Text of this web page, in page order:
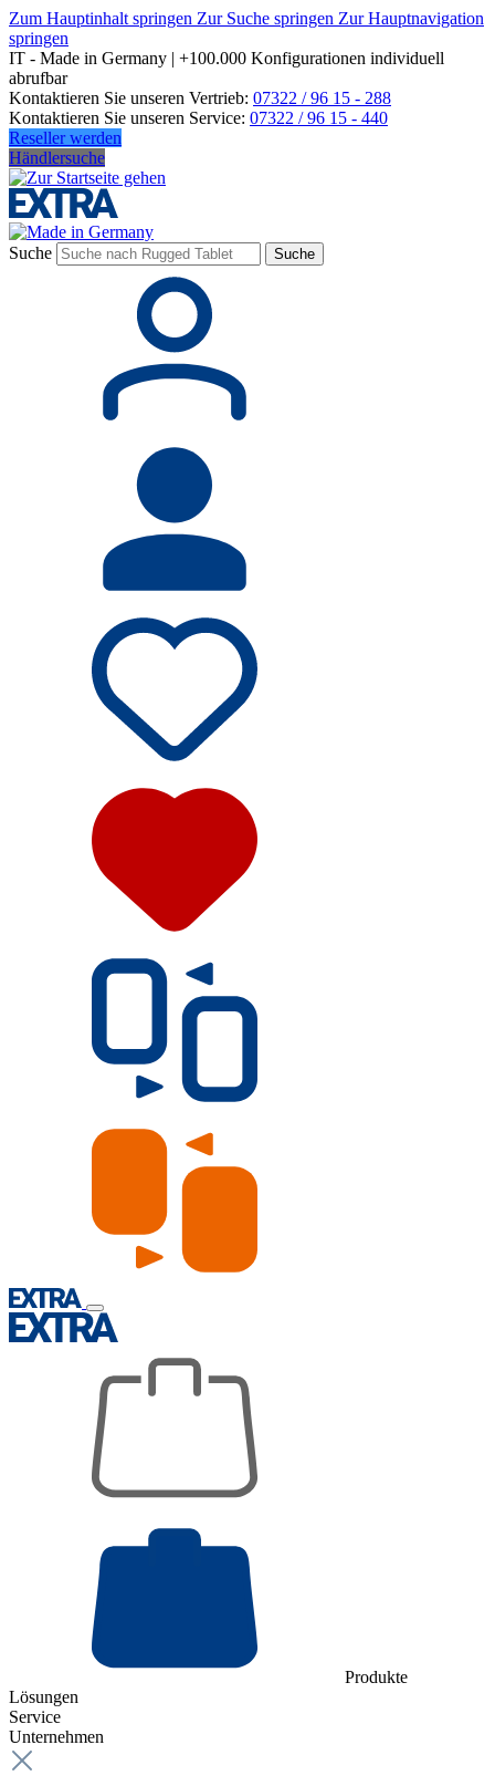
Zum Hauptinhalt springen Zur Suche springen Zur Hauptnavigation
springen
IT - Made in Germany | +100.000 Konfigurationen individuell
abrufbar
Kontaktieren Sie unseren Vertrieb: 07322 / 96 15 - 288
Kontaktieren Sie unseren Service: 07322 / 96 15 - 440
Reseller werden
Händlersuche
Suche Suche
Produkte
Lösungen
Service
Unternehmen